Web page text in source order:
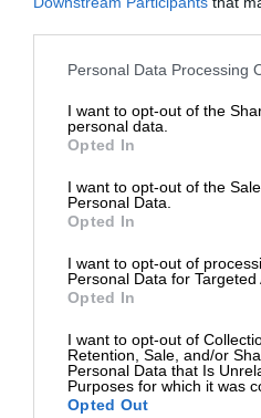
Please note that this website/
not limited to your visit or usage
grant or deny consent to
use your data for below
consent section.
Personal Data Processing
I want to opt-out of the
personal data.
Opted In
I want to opt-out of the
Personal Data.
Opted In
I want to opt-out of
Personal Data for Targeted
Opted In
I want to opt-out of
Retention, Sale, and/or
Personal Data that Is
Purposes for which it was
Opted Out
Na prehratie tohto videa
Gaudí mal k samotnej
pod výškou blízkeho
názor, že žiadne ľudské
čo stvoril Boh. Oslavy